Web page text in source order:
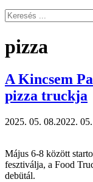
pizza
A Kincsem
pizza truckja
2025. 05. 08.2022.
Május 6-8 között
fesztiválja, a Food
debütál.